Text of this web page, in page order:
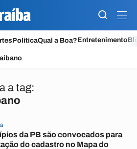
PolíticaQual a Boa?Entretenimento
a tag:
da PB são convocados para
do cadastro no Mapa do